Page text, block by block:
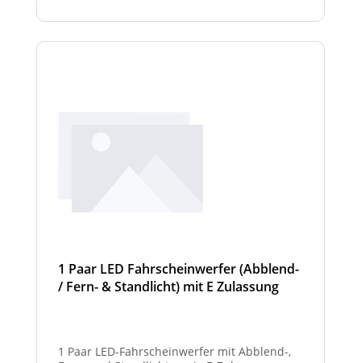
auch ein weißes Mittelteil (beleuchtet oder
1 Paar LED Fahrscheinwerfer (Abblend-
/ Fern- & Standlicht) mit E Zulassung
1 Paar LED-Fahrscheinwerfer mit Abblend-,